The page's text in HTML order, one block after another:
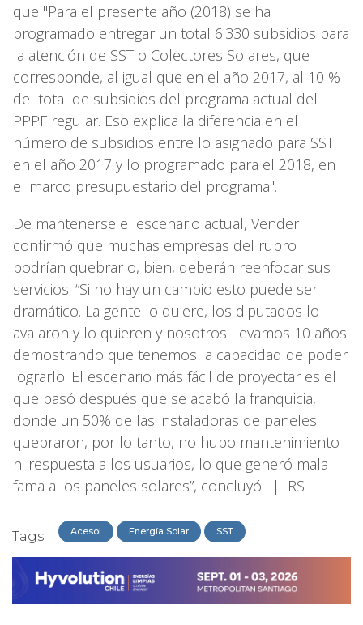
que "Para el presente año (2018) se ha
programado entregar un total 6.330 subsidios para
la atención de SST o Colectores Solares, que
corresponde, al igual que en el año 2017, al 10 %
del total de subsidios del programa actual del
PPPF regular. Eso explica la diferencia en el
número de subsidios entre lo asignado para SST
en el año 2017 y lo programado para el 2018, en
el marco presupuestario del programa".
De mantenerse el escenario actual, Vender
confirmó que muchas empresas del rubro
podrían quebrar o, bien, deberán reenfocar sus
servicios: “Si no hay un cambio esto puede ser
dramático. La gente lo quiere, los diputados lo
avalaron y lo quieren y nosotros llevamos 10 años
demostrando que tenemos la capacidad de poder
lograrlo. El escenario más fácil de proyectar es el
que pasó después que se acabó la franquicia,
donde un 50% de las instaladoras de paneles
quebraron, por lo tanto, no hubo mantenimiento
ni respuesta a los usuarios, lo que generó mala
fama a los paneles solares”, concluyó. | RS
Tags: Acesol Energía Solar SST